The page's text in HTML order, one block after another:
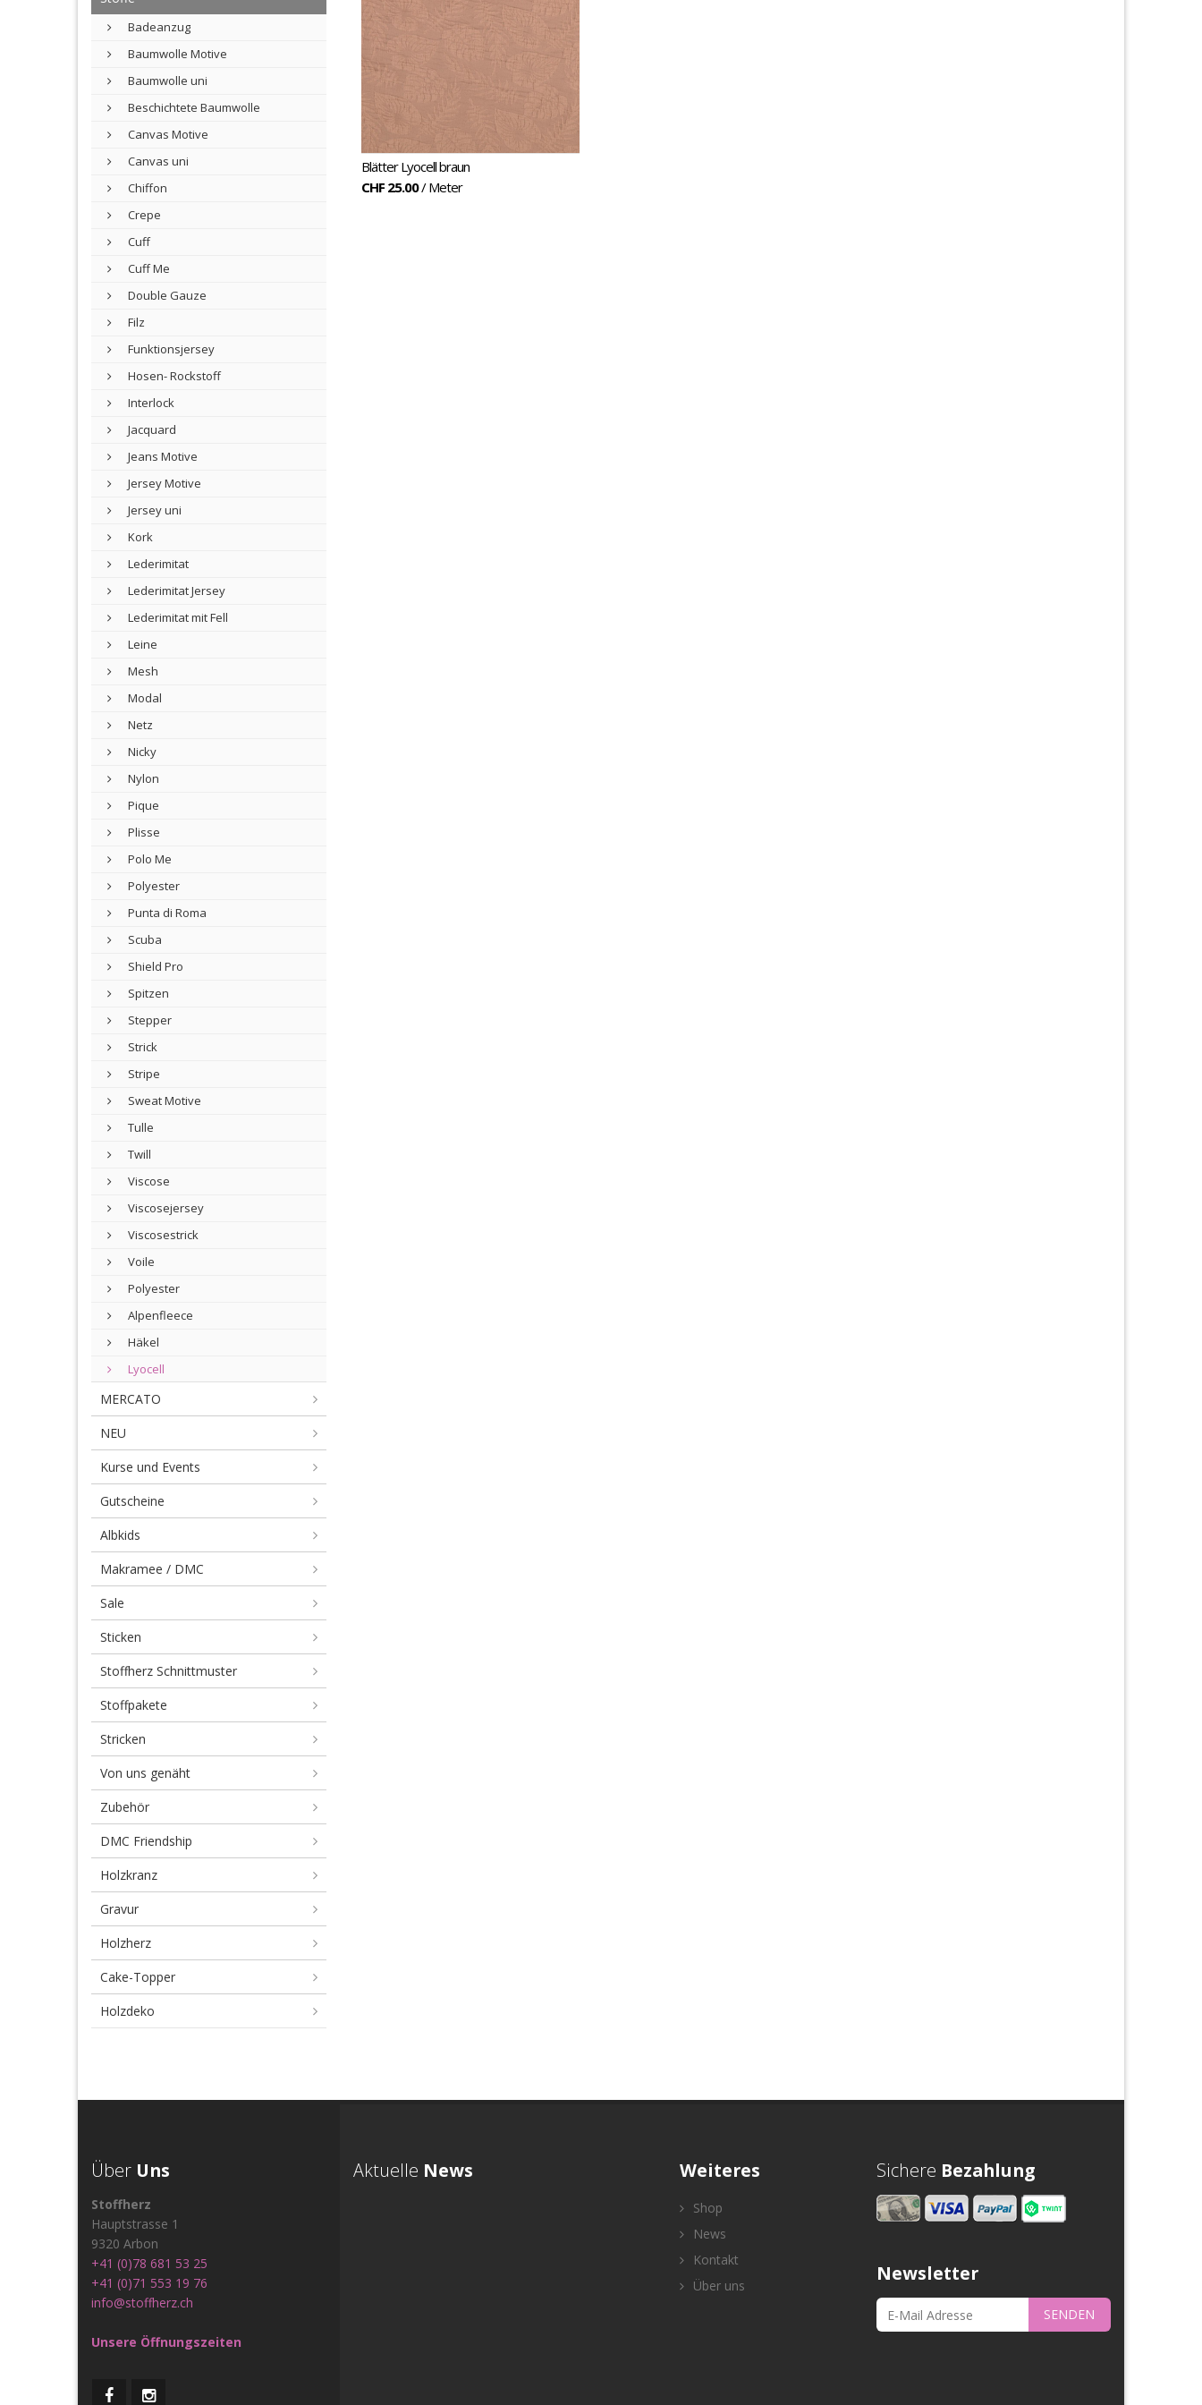
Badeanzug
Baumwolle Motive
Baumwolle uni
Beschichtete Baumwolle
Canvas Motive
Canvas uni
Chiffon
Crepe
Cuff
Cuff Me
Double Gauze
Filz
Funktionsjersey
Hosen- Rockstoff
Interlock
Jacquard
Jeans Motive
Jersey Motive
Jersey uni
Kork
Lederimitat
Lederimitat Jersey
Lederimitat mit Fell
Leine
Mesh
Modal
Netz
Nicky
Nylon
Pique
Plisse
Polo Me
Polyester
Punta di Roma
Scuba
Shield Pro
Spitzen
Stepper
Strick
Stripe
Sweat Motive
Tulle
Twill
Viscose
Viscosejersey
Viscosestrick
Voile
Polyester
Alpenfleece
Häkel
Lyocell
MERCATO
NEU
Kurse und Events
Gutscheine
Albkids
Makramee / DMC
Sale
Sticken
Stoffherz Schnittmuster
Stoffpakete
Stricken
Von uns genäht
Zubehör
DMC Friendship
Holzkranz
Gravur
Holzherz
Cake-Topper
Holzdeko
Blätter Lyocell braun
CHF 25.00/ Meter
Über Uns
Stoffherz
Hauptstrasse 1
9320 Arbon
+41 (0)78 681 53 25
+41 (0)71 553 19 76
info@stoffherz.ch
Unsere Öffnungszeiten
Aktuelle News Weiteres
Shop
News
Kontakt
Über uns
Sichere Bezahlung
Newsletter
SENDEN